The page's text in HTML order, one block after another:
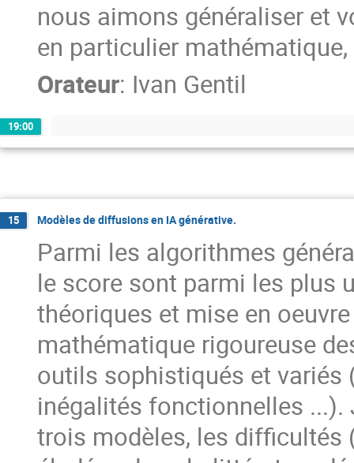
nous aimons généraliser et
en particulier
Orateur: Ivan Gentil
19:00
15 Modèles de diffusions en IA générative.
Parmi les algorithmes
le score sont parmi les plus
théoriques et mise en
mathématique rigoureuse
outils sophistiqués et
inégalités fonctionnelles ...).
trois modèles, les